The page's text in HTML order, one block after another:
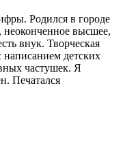
Родился в городе
высшее,
внук. Творческая
написанием детских
частушек. Я
Печатался